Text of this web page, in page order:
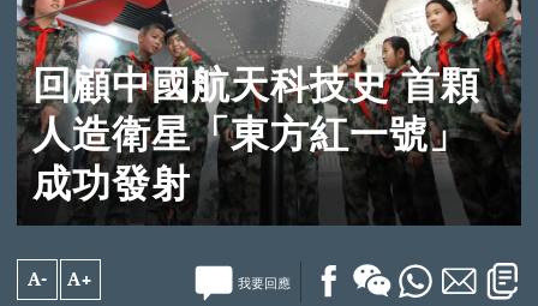
回顧中國航天科技史 首顆
人造衛星「東方紅一號」
成功發射
A- A+ 我要回應